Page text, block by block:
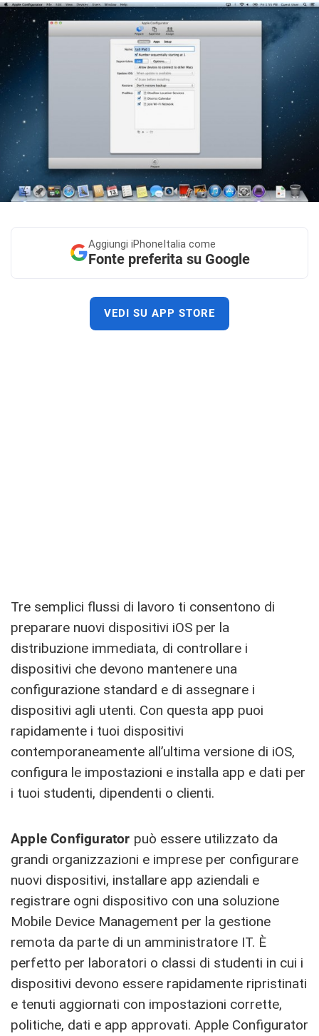
Aggiungi iPhoneItalia come
Fonte preferita su Google
VEDI SU APP STORE
Tre semplici flussi di lavoro ti consentono di
preparare nuovi dispositivi iOS per la
distribuzione immediata, di controllare i
dispositivi che devono mantenere una
configurazione standard e di assegnare i
dispositivi agli utenti. Con questa app puoi
rapidamente i tuoi dispositivi
contemporaneamente all’ultima versione di iOS,
configura le impostazioni e installa app e dati per
i tuoi studenti, dipendenti o clienti.
Apple Configurator può essere utilizzato da
grandi organizzazioni e imprese per configurare
nuovi dispositivi, installare app aziendali e
registrare ogni dispositivo con una soluzione
Mobile Device Management per la gestione
remota da parte di un amministratore IT. È
perfetto per laboratori o classi di studenti in cui i
dispositivi devono essere rapidamente ripristinati
e tenuti aggiornati con impostazioni corrette,
politiche, dati e app approvati. Apple Configurator